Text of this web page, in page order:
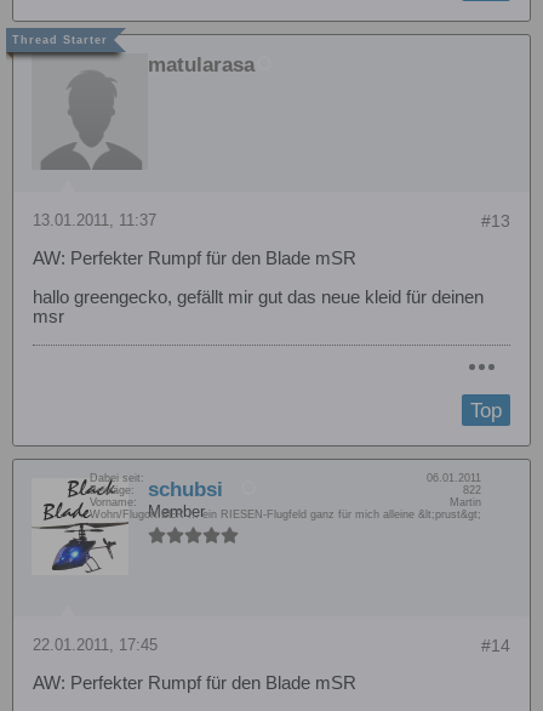
matularasa
#13
13.01.2011, 11:37
AW: Perfekter Rumpf für den Blade mSR
hallo greengecko, gefällt mir gut das neue kleid für deinen
msr
Top
schubsi
Member
Dabei seit:
06.01.2011
Beiträge:
822
Vorname:
Martin
Wohn/Flugort:BER ... ein RIESEN-Flugfeld ganz für mich alleine &lt;prust&gt;
#14
22.01.2011, 17:45
AW: Perfekter Rumpf für den Blade mSR